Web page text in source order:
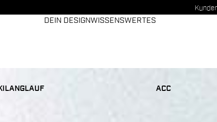
DEIN DESIGNWISSENSWERTES
ACC